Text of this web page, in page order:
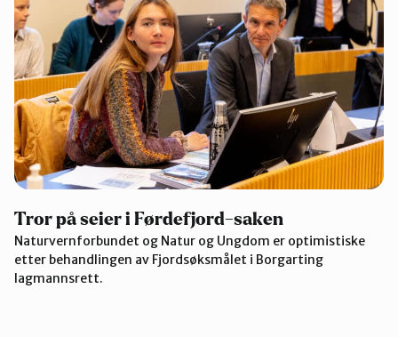
Tror på seier i Førdefjord-saken
Naturvernforbundet og Natur og Ungdom er optimistiske
etter behandlingen av Fjordsøksmålet i Borgarting
lagmannsrett.